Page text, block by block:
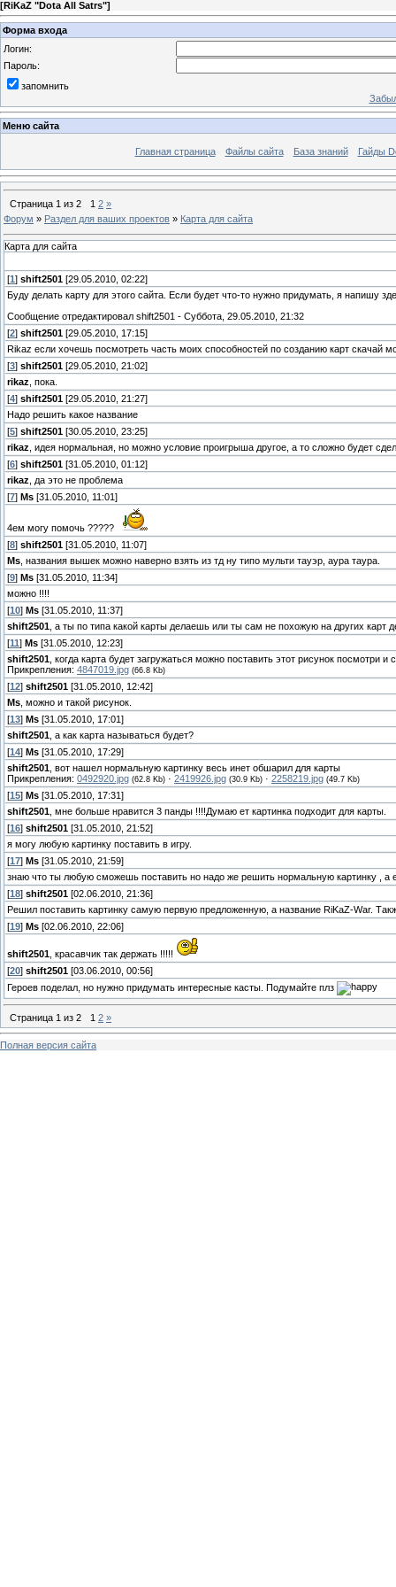
[RiKaZ "Dota All Satrs"]
Форма входа
Логин:
Пароль:
запомнить
Меню сайта
Главная страница Файлы сайта База знаний Гайды
Страница 1 из 2 1 2 »
Форум » Раздел для ваших проектов » Карта для сайта
Карта для сайта
[1 ] shift2501 [29.05.2010, 02:22]
Буду делать карту для этого сайта. Если будет что-то нужно придумать, я напишу
Сообщение отредактировал shift2501 - Суббота, 29.05.2010, 21:32
[2] shift2501 [29.05.2010, 17:15]
Rikaz если хочешь посмотреть часть моих способностей по созданию карт скачай
[3] shift2501 [29.05.2010, 21:02]
rikaz , пока.
[4] shift2501 [29.05.2010, 21:27]
Надо решить какое название
[5] shift2501 [30.05.2010, 23:25]
rikaz , идея нормальная, но можно условие проигрыша другое, а то сложно будет
[6] shift2501 [31.05.2010, 01:12]
rikaz , да это не проблема
[7] Ms [31.05.2010, 11:01]
4ем могу помочь ?????
[8] shift2501 [31.05.2010, 11:07]
Ms , названия вышек можно наверно взять из тд ну типо мульти тауэр, аура таура.
[9] Ms [31.05.2010, 11:34]
можно !!!!
[10] Ms [31.05.2010, 11:37]
shift2501 , а ты по типа какой карты делаешь или ты сам не похожую на других карт
[11 ] Ms [31.05.2010, 12:23]
shift2501 , когда карта будет загружаться можно поставить этот рисунок посмотри
Прикрепления: 4847019.jpg (66.8 Kb)
[12] shift2501 [31.05.2010, 12:42]
Ms , можно и такой рисунок.
[13] Ms [31.05.2010, 17:01]
shift2501 , а как карта называться будет?
[14] Ms [31.05.2010, 17:29]
shift2501 , вот нашел нормальную картинку весь инет обшарил для карты
Прикрепления: 0492920.jpg (62.8 Kb) · 2419926.jpg (30.9 Kb) · 2258219.jpg (49.7 Kb)
[15] Ms [31.05.2010, 17:31]
shift2501 , мне больше нравится 3 панды !!!!Думаю ет картинка подходит для карты.
[16] shift2501 [31.05.2010, 21:52]
я могу любую картинку поставить в игру.
[17] Ms [31.05.2010, 21:59]
знаю что ты любую сможешь поставить но надо же решить нормальную картинку , а
[18] shift2501 [02.06.2010, 21:36]
Решил поставить картинку самую первую предложенную, а название RiKaZ-War.
[19] Ms [02.06.2010, 22:06]
shift2501 , красавчик так держать !!!!!
[20] shift2501 [03.06.2010, 00:56]
Героев поделал, но нужно придумать интересные касты. Подумайте плз
Страница 1 из 2 1 2 »
Полная версия сайта